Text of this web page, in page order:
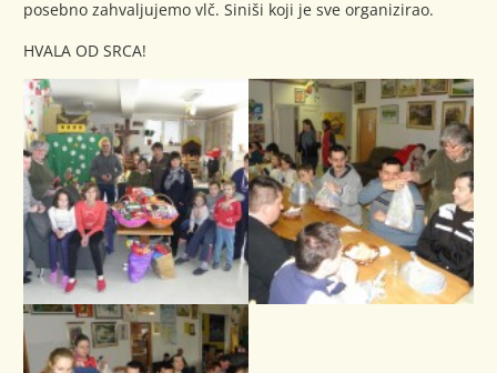
posebno zahvaljujemo vlč. Siniši koji je sve organizirao.
HVALA OD SRCA!